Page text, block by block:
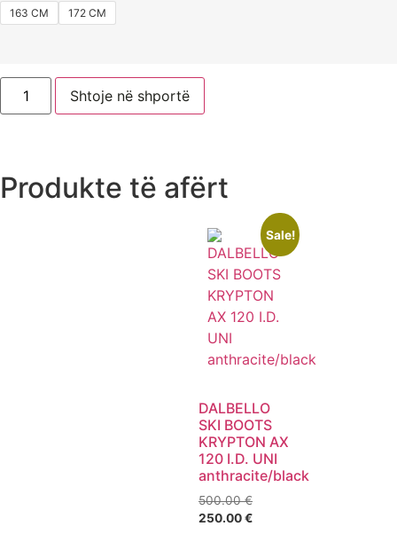
163 CM 172 CM
Shtoje në shportë
Produkte të afërt
Sale!
DALBELLO
SKI BOOTS
KRYPTON AX
120 I.D. UNI
anthracite/black
500.00€
250.00€